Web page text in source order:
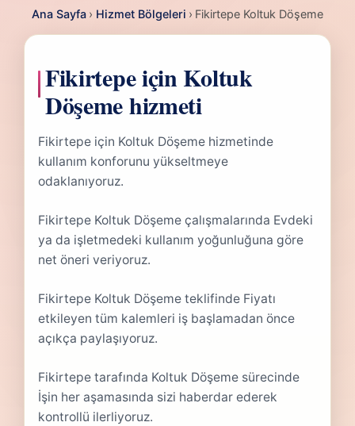
Ana Sayfa › Hizmet Bölgeleri › Fikirtepe Koltuk Döşeme
Fikirtepe için Koltuk
Döşeme hizmeti
Fikirtepe için Koltuk Döşeme hizmetinde
kullanım konforunu yükseltmeye
odaklanıyoruz.
Fikirtepe Koltuk Döşeme çalışmalarında Evdeki
ya da işletmedeki kullanım yoğunluğuna göre
net öneri veriyoruz.
Fikirtepe Koltuk Döşeme teklifinde Fiyatı
etkileyen tüm kalemleri iş başlamadan önce
açıkça paylaşıyoruz.
Fikirtepe tarafında Koltuk Döşeme sürecinde
İşin her aşamasında sizi haberdar ederek
kontrollü ilerliyoruz.